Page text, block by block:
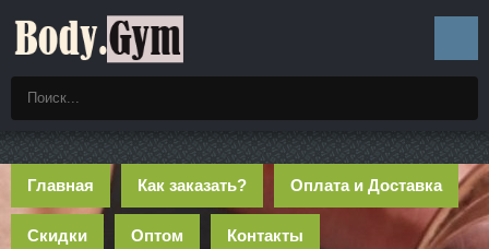
Главная Как заказать? Оплата и Доставка
Скидки Оптом Контакты